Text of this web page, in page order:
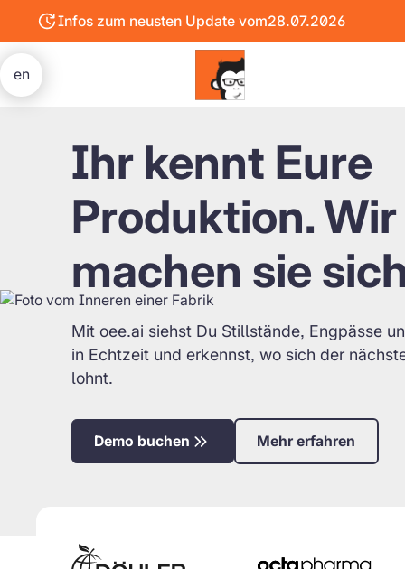
Infos zum neusten Update vom28.07.2026
Zum
Update
en
%
%
Leistung
Ihr kennt Eure
Produktion. Wir
machen sie
Mit oee.ai siehst Du Stillstände, Engpässe
in Echtzeit und erkennst, wo sich der
lohnt.
Demo buchen Mehr erfahren